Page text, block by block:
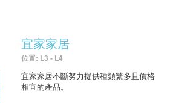
宜家家居
位置: L3 - L4
宜家家居不斷努力提供種類繁多且價格
相宜的產品。